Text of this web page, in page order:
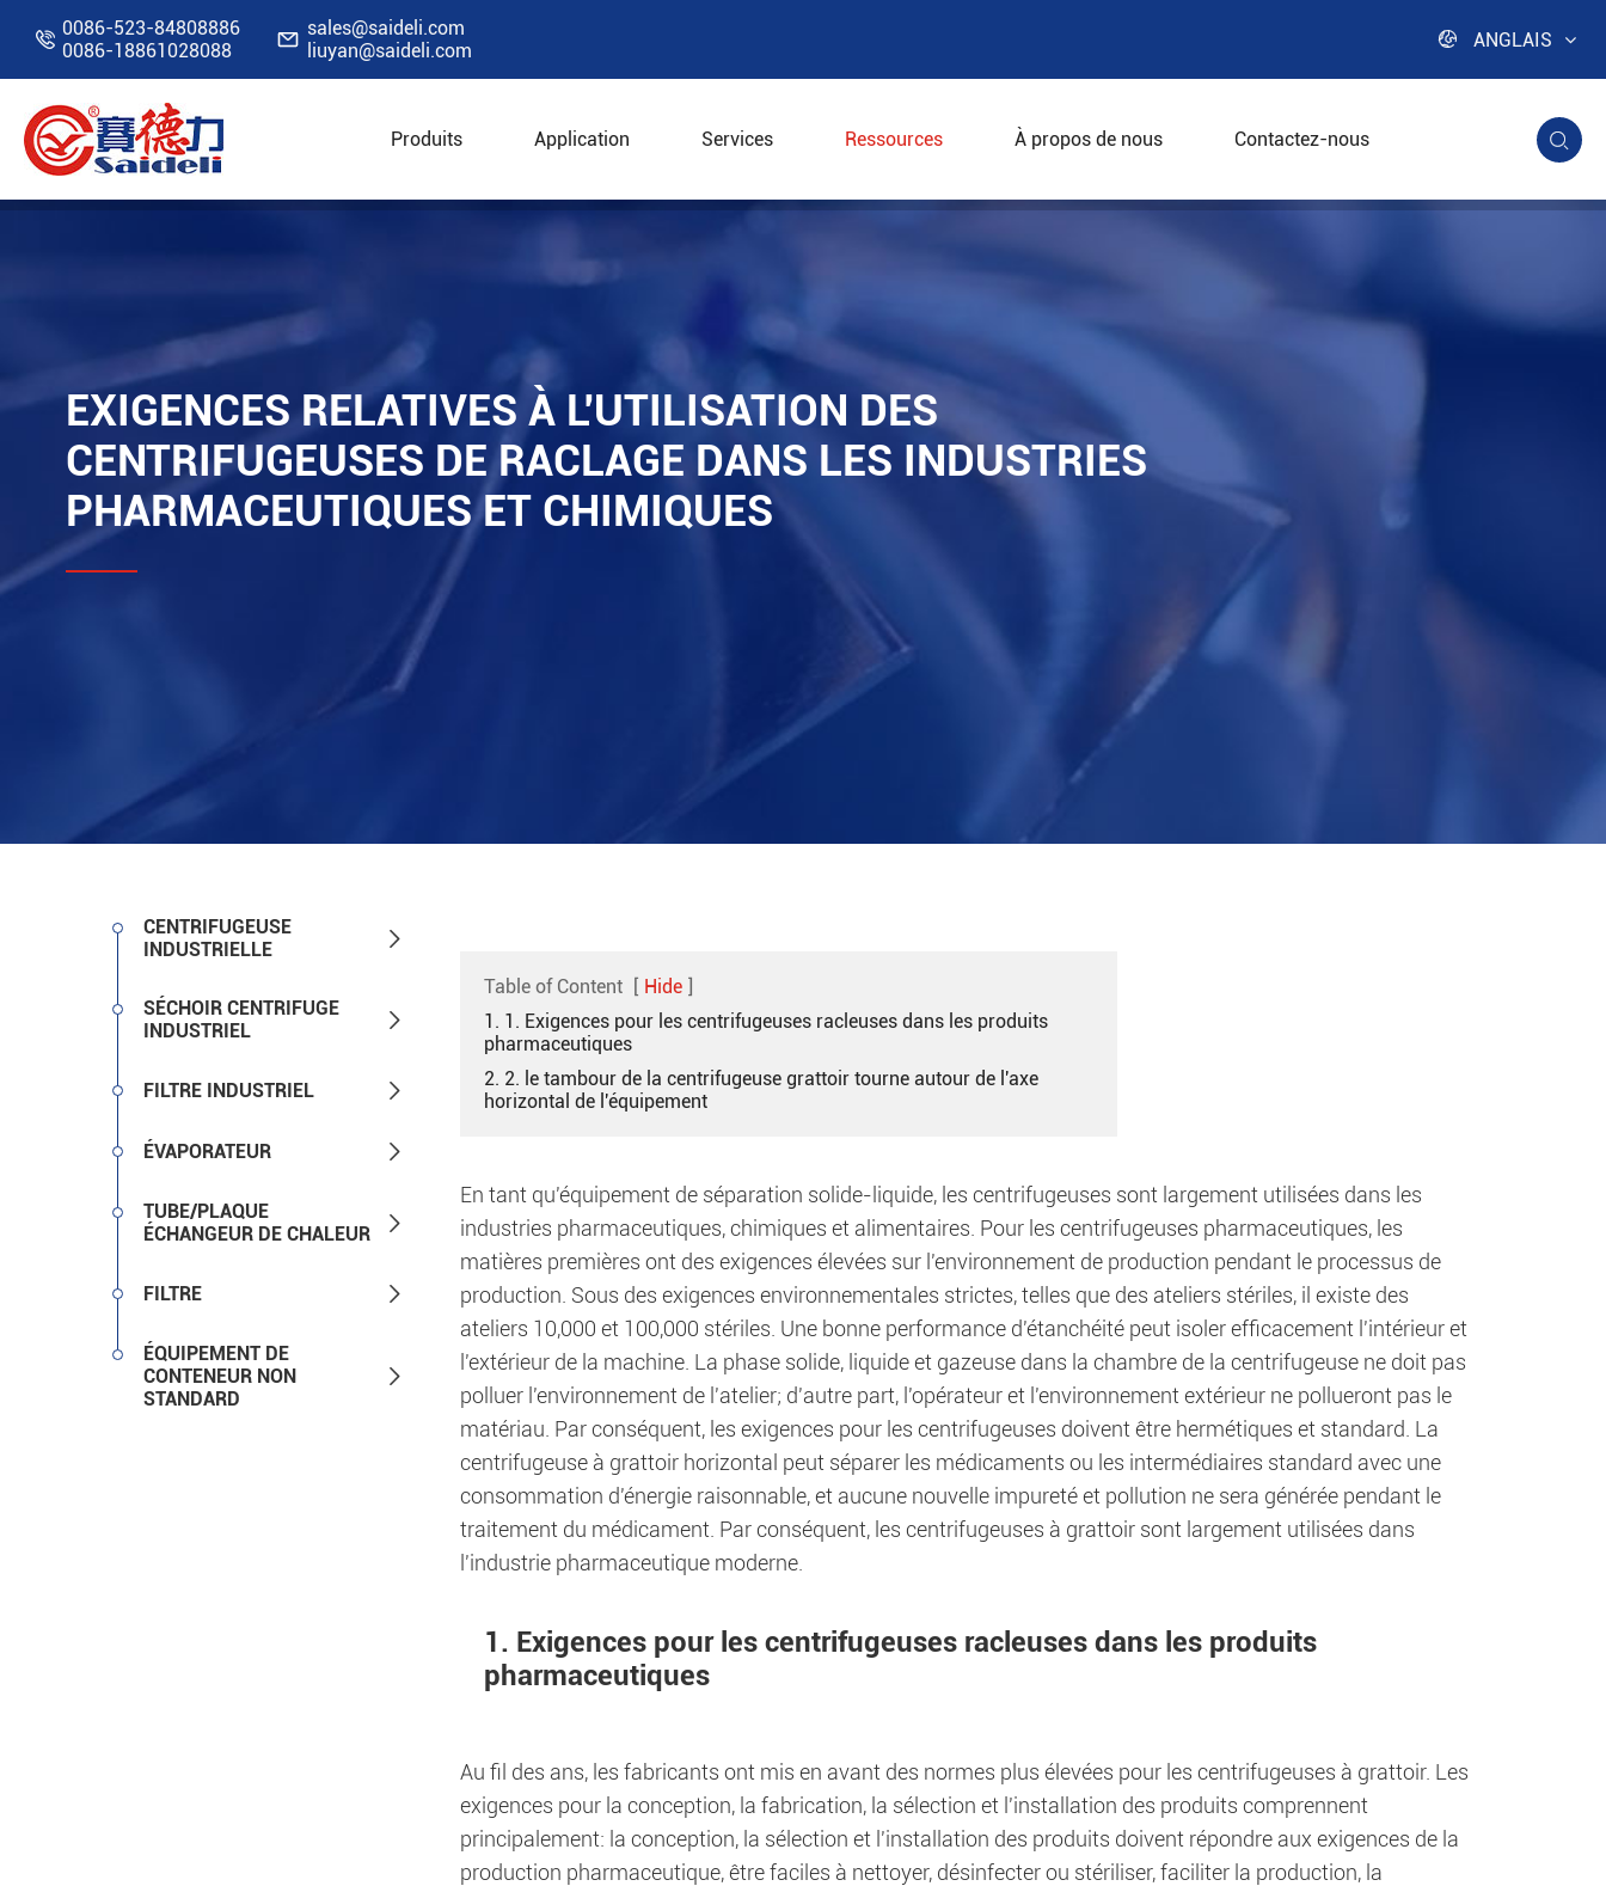
 0086-523-84808886
0086-18861028088
 sales@saideli.com
liuyan@saideli.com
 ANGLAIS
Produits Application Services Ressources À propos de nous Contactez-nous 
Accueil Ressources
EXIGENCES RELATIVES À L'UTILISATION DES
CENTRIFUGEUSES DE RACLAGE DANS LES INDUSTRIES
PHARMACEUTIQUES ET CHIMIQUES
CENTRIFUGEUSE
INDUSTRIELLE

SÉCHOIR CENTRIFUGE
INDUSTRIEL

FILTRE INDUSTRIEL 
ÉVAPORATEUR 
TUBE/PLAQUE
ÉCHANGEUR DE CHALEUR

FILTRE 
ÉQUIPEMENT DE
CONTENEUR NON
STANDARD

Table of Content [ Hide ]
1. 1. Exigences pour les centrifugeuses racleuses dans les produits
pharmaceutiques
2. 2. le tambour de la centrifugeuse grattoir tourne autour de l'axe
horizontal de l'équipement
En tant qu'équipement de séparation solide-liquide, les centrifugeuses sont largement utilisées dans les
industries pharmaceutiques, chimiques et alimentaires. Pour les centrifugeuses pharmaceutiques, les
matières premières ont des exigences élevées sur l'environnement de production pendant le processus de
production. Sous des exigences environnementales strictes, telles que des ateliers stériles, il existe des
ateliers 10,000 et 100,000 stériles. Une bonne performance d'étanchéité peut isoler efficacement l'intérieur et
l'extérieur de la machine. La phase solide, liquide et gazeuse dans la chambre de la centrifugeuse ne doit pas
polluer l'environnement de l'atelier; d'autre part, l'opérateur et l'environnement extérieur ne pollueront pas le
matériau. Par conséquent, les exigences pour les centrifugeuses doivent être hermétiques et standard. La
centrifugeuse à grattoir horizontal peut séparer les médicaments ou les intermédiaires standard avec une
consommation d'énergie raisonnable, et aucune nouvelle impureté et pollution ne sera générée pendant le
traitement du médicament. Par conséquent, les centrifugeuses à grattoir sont largement utilisées dans
l'industrie pharmaceutique moderne.
1. Exigences pour les centrifugeuses racleuses dans les produits
pharmaceutiques
Au fil des ans, les fabricants ont mis en avant des normes plus élevées pour les centrifugeuses à grattoir. Les
exigences pour la conception, la fabrication, la sélection et l'installation des produits comprennent
principalement: la conception, la sélection et l'installation des produits doivent répondre aux exigences de la
production pharmaceutique, être faciles à nettoyer, désinfecter ou stériliser, faciliter la production, la